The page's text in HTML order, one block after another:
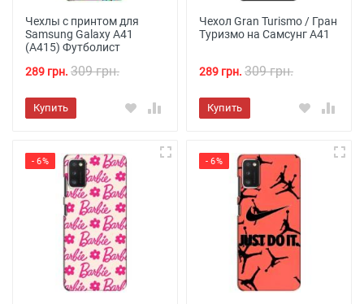
Чехлы с принтом для
Samsung Galaxy A41
(A415) Футболист
289 грн. 309 грн.
Купить
Чехол Gran Turismo / Гран
Туризмо на Самсунг А41
289 грн. 309 грн.
Купить
- 6% - 6%